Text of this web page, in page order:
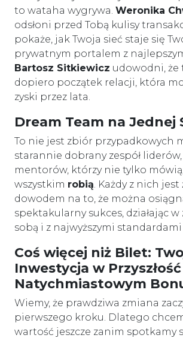
to wataha wygrywa. Weronika
odsłoni przed Tobą kulisy
pokaże, jak Twoja sieć staje się
prywatnym portalem z
Bartosz Sitkiewicz udowodni, że
dopiero początek relacji, która
zyski przez lata.
Dream Team na Jednej
To nie jest zbiór przypadkowych
starannie dobrany zespół
mentorów, którzy nie tylko
wszystkim robią. Każdy z nich jest
dowodem na to, że można
spektakularny sukces, działając w
sobą i z najwyższymi
Coś więcej niż Bilet:
Inwestycja w Przyszłość
Natychmiastowym
Wiemy, że prawdziwa zmiana
pierwszego kroku. Dlatego
wartość jeszcze zanim spotkamy